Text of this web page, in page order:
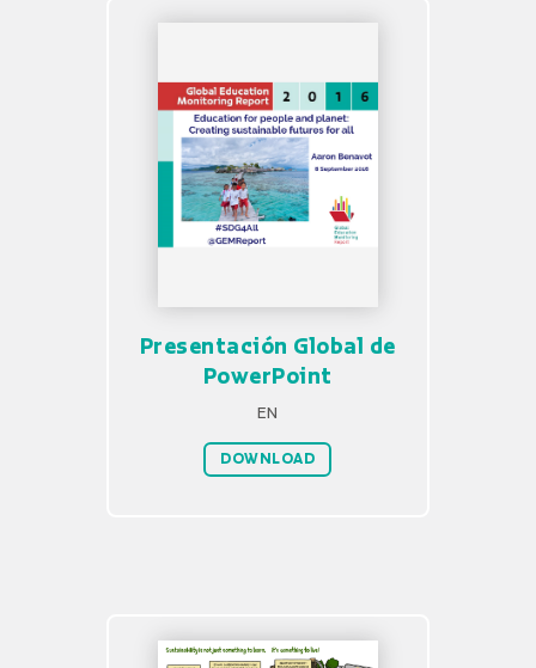
Presentación Global de
PowerPoint
EN
DOWNLOAD